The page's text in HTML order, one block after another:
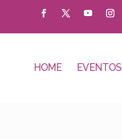
HOME EVENTOS